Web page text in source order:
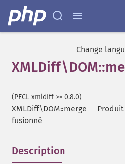
Change
(PECL xmldiff >= 0.8.0)
XMLDiff\DOM::merge — Produit
fusionné
Description